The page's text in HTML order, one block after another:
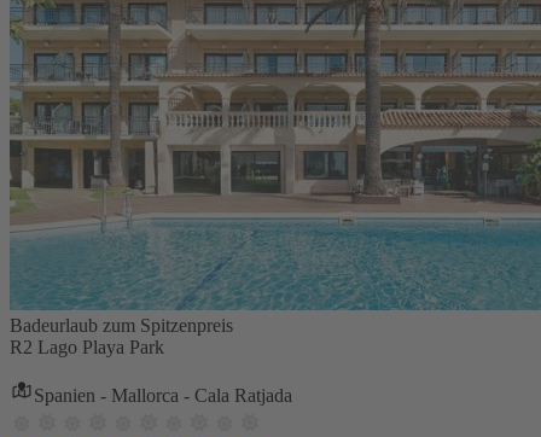
Badeurlaub zum Spitzenpreis
R2 Lago Playa Park
Spanien - Mallorca - Cala Ratjada